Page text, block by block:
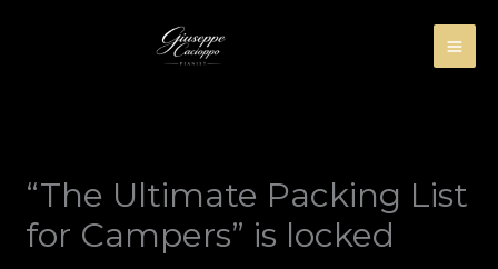
“The Ultimate Packing List
for Campers” is locked